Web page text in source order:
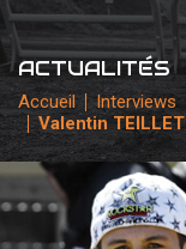
ACTUALITÉS
Accueil
Interviews
Valentin